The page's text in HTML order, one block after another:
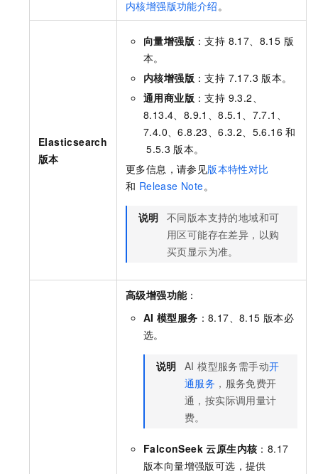
内核增强版功能介绍。
Elasticsearch
版本
向量增强版 ：支持 8.17、8.15 版
本。
内核增强版 ：支持 7.17.3 版本。
通用商业版 ：支持 9.3.2、
8.13.4、8.9.1、8.5.1、7.7.1、
7.4.0、6.8.23、6.3.2、5.6.16 和
5.5.3 版本。
更多信息，请参见版本特性对比
和 Release Note。
说明 不同版本支持的地域和可
用区可能存在差异，以购
买页显示为准。
高级增强功能：
AI 模型服务 ：8.17、8.15 版本必
选。
说明 AI 模型服务需手动开
通服务 ，服务免费开
通，按实际调用量计
费。
FalconSeek 云原生内核 ：8.17
版本向量增强版可选，提供